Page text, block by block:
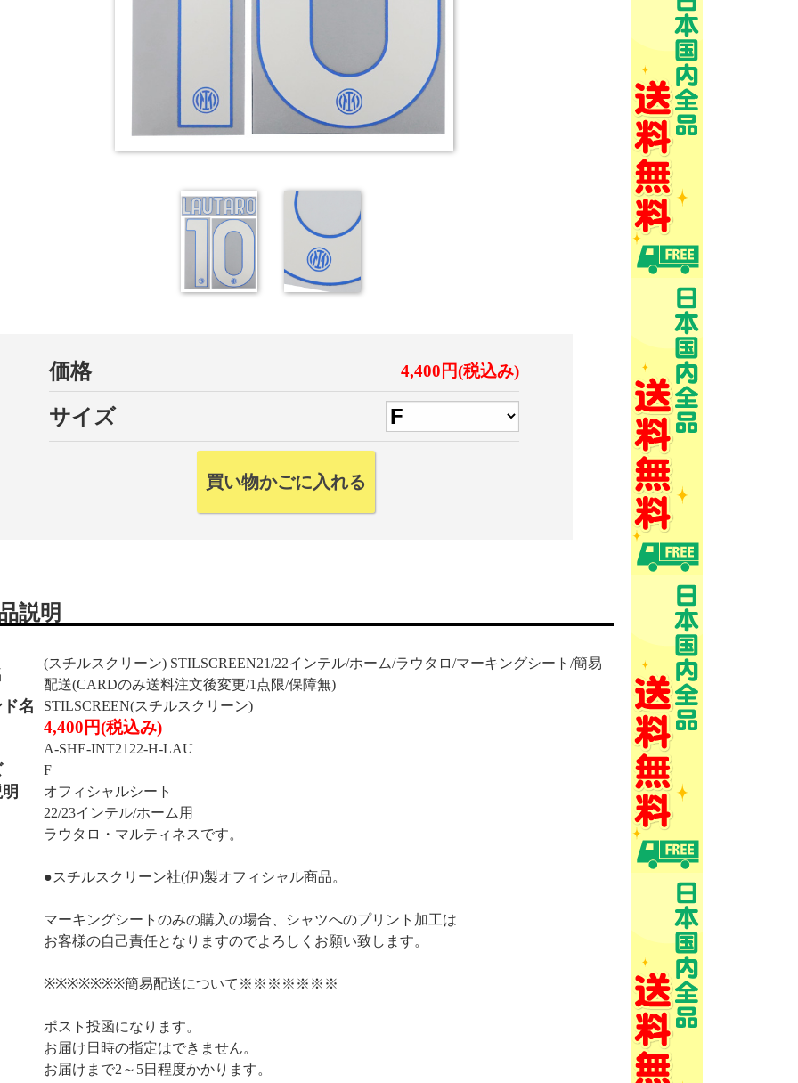
価格 4,400円(税込み)
サイズ
説明
(スチルスクリーン) STILSCREEN21/22インテル/ホーム/ラウタロ/マーキングシート/簡易
配送(CARDのみ送料注文後変更/1点限/保障無)
名 STILSCREEN(スチルスクリーン)
4,400円(税込み)
A-SHE-INT2122-H-LAU
F
オフィシャルシート
22/23インテル/ホーム用
ラウタロ・マルティネスです。
●スチルスクリーン社(伊)製オフィシャル商品。
マーキングシートのみの購入の場合、シャツへのプリント加工は
お客様の自己責任となりますのでよろしくお願い致します。
※※※※※※※簡易配送について※※※※※※※
ポスト投函になります。
お届け日時の指定はできません。
お届けまで2～5日程度かかります。